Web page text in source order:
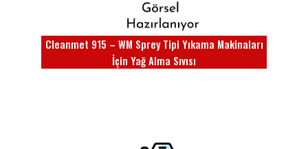
Cleanmet 915 – WM Sprey Tipi Yıkama Makinaları
İçin Yağ Alma Sıvısı